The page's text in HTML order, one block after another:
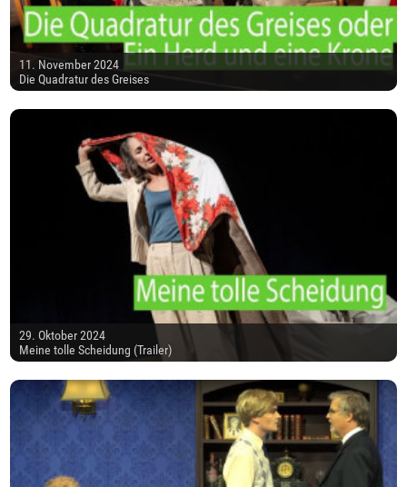
11. November 2024
Die Quadratur des Greises
29. Oktober 2024
Meine tolle Scheidung (Trailer)